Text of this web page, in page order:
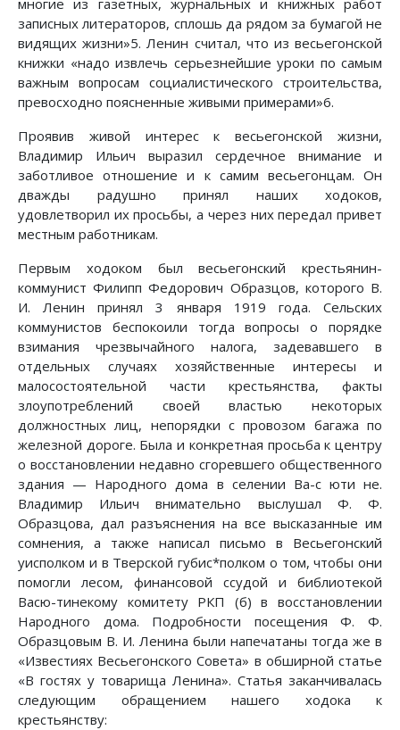
многие из газетных, журнальных и книжных работ
записных литераторов, сплошь да рядом за бумагой не
видящих жизни»5. Ленин считал, что из весьегонской
книжки «надо извлечь серьезнейшие уроки по самым
важным вопросам социалистического строительства,
превосходно поясненные живыми примерами»6.
Проявив живой интерес к весьегонской жизни,
Владимир Ильич выразил сердечное внимание и
заботливое отношение и к самим весьегонцам. Он
дважды радушно принял наших ходоков,
удовлетворил их просьбы, а через них передал привет
местным работникам.
Первым ходоком был весьегонский крестьянин-
коммунист Филипп Федорович Образцов, которого В.
И. Ленин принял 3 января 1919 года. Сельских
коммунистов беспокоили тогда вопросы о порядке
взимания чрезвычайного налога, задевавшего в
отдельных случаях хозяйственные интересы и
малосостоятельной части крестьянства, факты
злоупотреблений своей властью некоторых
должностных лиц, непорядки с провозом багажа по
железной дороге. Была и конкретная просьба к центру
о восстановлении недавно сгоревшего общественного
здания — Народного дома в селении Ва-с юти не.
Владимир Ильич внимательно выслушал Ф. Ф.
Образцова, дал разъяснения на все высказанные им
сомнения, а также написал письмо в Весьегонский
уисполком и в Тверской губис*полком о том, чтобы они
помогли лесом, финансовой ссудой и библиотекой
Васю-тинекому комитету РКП (б) в восстановлении
Народного дома. Подробности посещения Ф. Ф.
Образцовым В. И. Ленина были напечатаны тогда же в
«Известиях Весьегонского Совета» в обширной статье
«В гостях у товарища Ленина». Статья заканчивалась
следующим обращением нашего ходока к
крестьянству: